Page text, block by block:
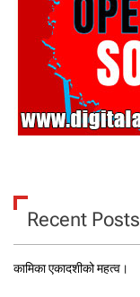
Recent Posts
कामिका एकादशीको महत्व।